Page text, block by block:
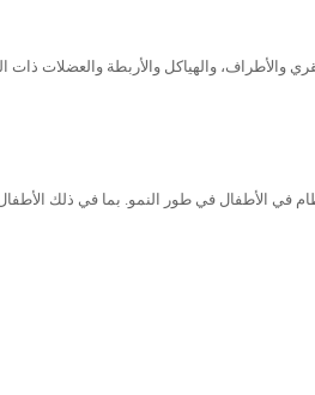
والأطراف، والهياكل والأربطة والعضلات ذات
في الأطفال في طور النمو بما في ذلك